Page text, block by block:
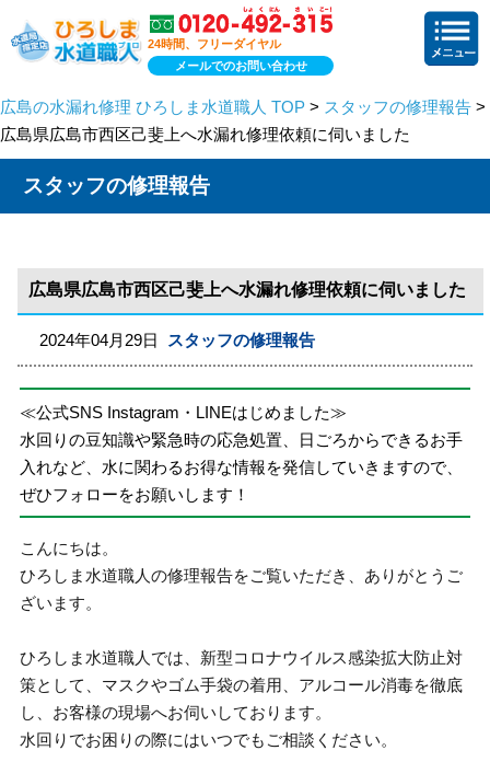
24時間、フリーダイヤル
メールでのお問い合わせ
広島の水漏れ修理 ひろしま水道職人 TOP > スタッフの修理報告 >
広島県広島市西区己斐上へ水漏れ修理依頼に伺いました
スタッフの修理報告
広島県広島市西区己斐上へ水漏れ修理依頼に伺いました
2024年04月29日 スタッフの修理報告
≪公式SNS Instagram・LINEはじめました≫
水回りの豆知識や緊急時の応急処置、日ごろからできるお手
入れなど、水に関わるお得な情報を発信していきますので、
ぜひフォローをお願いします！
こんにちは。
ひろしま水道職人の修理報告をご覧いただき、ありがとうご
ざいます。
ひろしま水道職人では、新型コロナウイルス感染拡大防止対
策として、マスクやゴム手袋の着用、アルコール消毒を徹底
し、お客様の現場へお伺いしております。
水回りでお困りの際にはいつでもご相談ください。